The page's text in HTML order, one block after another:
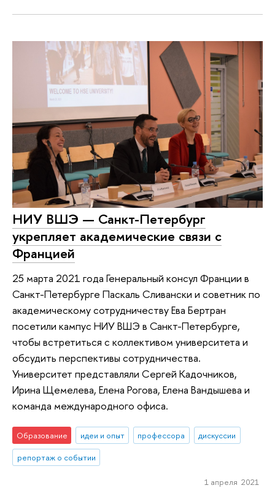
НИУ ВШЭ — Санкт-Петербург
укрепляет академические связи с
Францией
25 марта 2021 года Генеральный консул Франции в
Санкт-Петербурге Паскаль Сливански и советник по
академическому сотрудничеству Ева Бертран
посетили кампус НИУ ВШЭ в Санкт-Петербурге,
чтобы встретиться с коллективом университета и
обсудить перспективы сотрудничества.
Университет представляли Сергей Кадочников,
Ирина Щемелева, Елена Рогова, Елена Вандышева и
команда международного офиса.
Образование идеи и опыт профессора
дискуссии
репортаж о событии
1 апреля 2021